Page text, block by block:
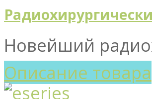
Новейший
Описание товара